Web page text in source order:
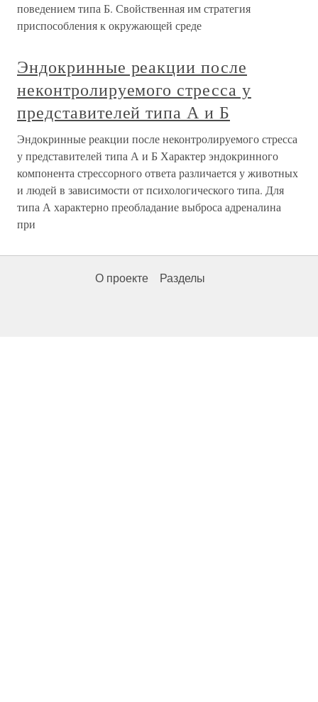
поведением типа Б. Свойственная им стратегия
приспособления к окружающей среде
Эндокринные реакции после
неконтролируемого стресса у
представителей типа А и Б
Эндокринные реакции после неконтролируемого стресса
у представителей типа А и Б Характер эндокринного
компонента стрессорного ответа различается у животных
и людей в зависимости от психологического типа. Для
типа А характерно преобладание выброса адреналина
при
О проекте Разделы